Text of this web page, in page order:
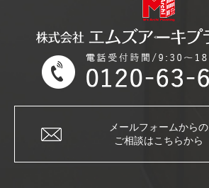
メールフォームからの
ご相談はこちらから